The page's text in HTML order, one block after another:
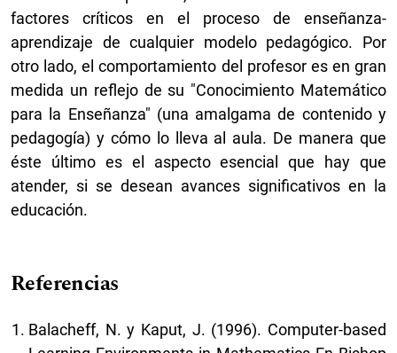
factores críticos en el proceso de enseñanza-
aprendizaje de cualquier modelo pedagógico. Por
otro lado, el comportamiento del profesor es en gran
medida un reflejo de su "Conocimiento Matemático
para la Enseñanza" (una amalgama de contenido y
pedagogía) y cómo lo lleva al aula. De manera que
éste último es el aspecto esencial que hay que
atender, si se desean avances significativos en la
educación.
Referencias
Balacheff, N. y Kaput, J. (1996). Computer-based